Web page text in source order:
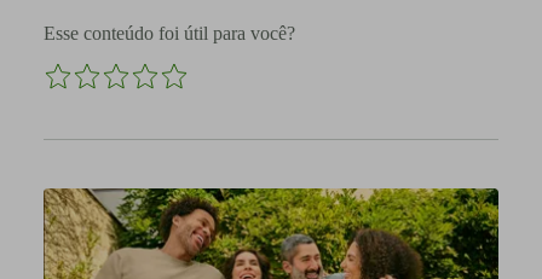
Esse conteúdo foi útil para você?